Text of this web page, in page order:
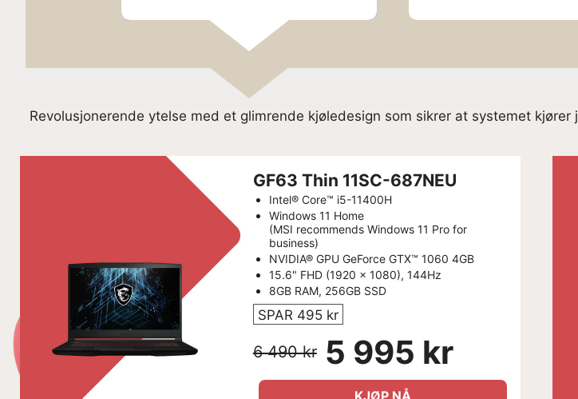
Revolusjonerende ytelse med et glimrende kjøledesign som sikrer at systemet
GF63 Thin 11SC-687NEU
Intel® Core™ i5-11400H
Windows 11 Home
(MSI recommends Windows 11 Pro for
business)
NVIDIA® GPU GeForce GTX™ 1060 4GB
15.6" FHD (1920 x 1080), 144Hz
8GB RAM, 256GB SSD
SPAR 495 kr
6 490 kr 5 995 kr
KJØP NÅ